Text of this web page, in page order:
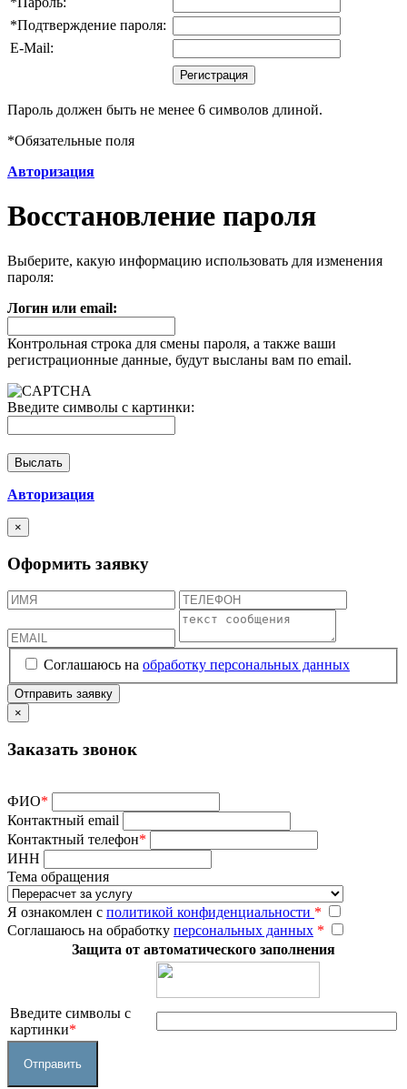
*Подтверждение пароля:
E-Mail:
Пароль должен быть не менее 6 символов длиной.
*Обязательные поля
Авторизация
Восстановление пароля
Выберите, какую информацию использовать для изменения
пароля:
Логин или email:
Контрольная строка для смены пароля, а также ваши
регистрационные данные, будут высланы вам по email.
Введите символы с картинки:
Авторизация
×
Оформить заявку
Соглашаюсь на обработку персональных данных
×
Заказать звонок
ФИО*
Контактный email
Контактный телефон*
ИНН
Тема обращения
Я ознакомлен с политикой конфиденциальности *
Соглашаюсь на обработку персональных данных *
Защита от автоматического заполнения
Введите символы с
картинки*